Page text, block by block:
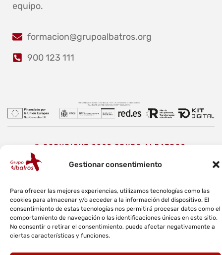
Gestionar consentimiento
Para ofrecer las mejores experiencias, utilizamos tecnologías como las
cookies para almacenar y/o acceder a la información del dispositivo. El
consentimiento de estas tecnologías nos permitirá procesar datos como el
comportamiento de navegación o las identificaciones únicas en este sitio.
No consentir o retirar el consentimiento, puede afectar negativamente a
ciertas características y funciones.
equipo.
formacion@grupoalbatros.org
900 123 111
© COPYRIGHT 2025 GRUPO ALBATROS.
Aviso Legal
Política de privacidad
Política de calidad y medioambiente
Canal ético